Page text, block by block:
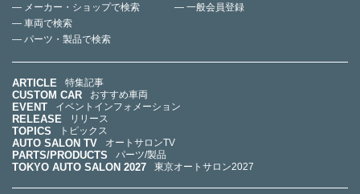
— メーカー・ショップで検索
— 車両で検索
— パーツ・製品で検索
— 一般会員登録
ARTICLE 特集記事
CUSTOM CAR おすすめ車両
EVENT イベントインフォメーション
RELEASE リリース
TOPICS トピックス
AUTO SALON TV オートサロンTV
PARTS/PRODUCTS パーツ/製品
TOKYO AUTO SALON 2027 東京オートサロン2027